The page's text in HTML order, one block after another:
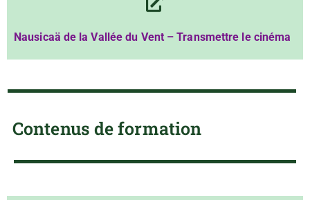
Nausicaä de la Vallée du Vent – Transmettre le cinéma
Contenus de formation